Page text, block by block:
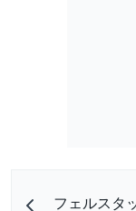
フェルスタ